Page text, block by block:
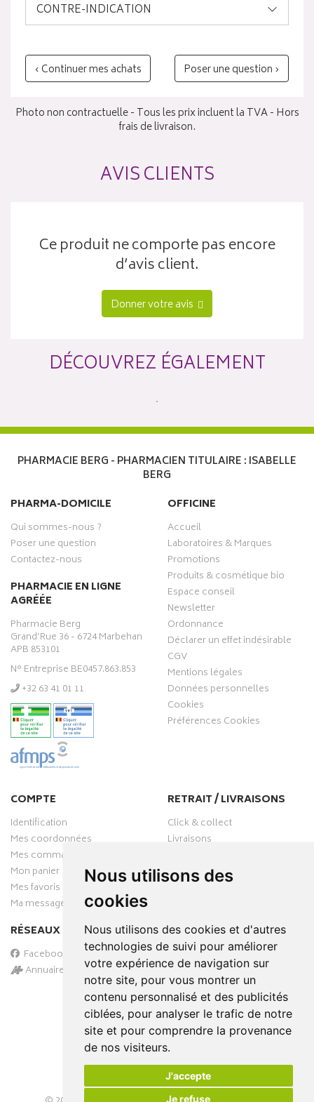
Nous utilisons des
cookies
Nous utilisons des cookies et d'autres
technologies de suivi pour améliorer
votre expérience de navigation sur
notre site, pour vous montrer un
contenu personnalisé et des publicités
ciblées, pour analyser le trafic de notre
site et pour comprendre la provenance
de nos visiteurs.
J'accepte
Je refuse
CONTRE-INDICATION
‹ Continuer mes achats Poser une question ›
Photo non contractuelle - Tous les prix incluent la TVA - Hors
frais de livraison.
AVIS CLIENTS
Ce produit ne comporte pas encore
d’avis client.
Donner votre avis
DÉCOUVREZ ÉGALEMENT
PHARMACIE BERG - PHARMACIEN TITULAIRE : ISABELLE
BERG
PHARMA-DOMICILE
Qui sommes-nous ?
Poser une question
Contactez-nous
PHARMACIE EN LIGNE
AGRÉÉE
Pharmacie Berg
Grand’Rue 36 - 6724 Marbehan
APB 853101
N° Entreprise BE0457.863.853
‭+32 63 41 01 11‬
OFFICINE
Accueil
Laboratoires & Marques
Promotions
Produits & cosmétique bio
Espace conseil
Newsletter
Ordonnance
Déclarer un effet indésirable
CGV
Mentions légales
Données personnelles
Cookies
Préférences Cookies
COMPTE
Identification
Mes coordonnées
Mes commandes
Mon panier
Mes favoris
Ma messagerie
RÉSEAUX SOCIAUX
Facebook
Annuaire des pharmacies
RETRAIT / LIVRAISONS
Click & collect
Livraisons
PAIEMENT SÉCURISÉ